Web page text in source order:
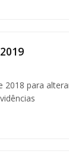
2018 para